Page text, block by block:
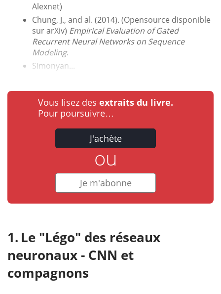
Alexnet)
Chung, J., and al. (2014). (Opensource disponible
sur arXiv) Empirical Evaluation of Gated
Recurrent Neural Networks on Sequence
Modeling.
Simonyan...
Vous lisez des extraits du livre.
Pour poursuivre…
J'achète
ou
Je m'abonne
Le "Légo" des réseaux
neuronaux - CNN et
compagnons